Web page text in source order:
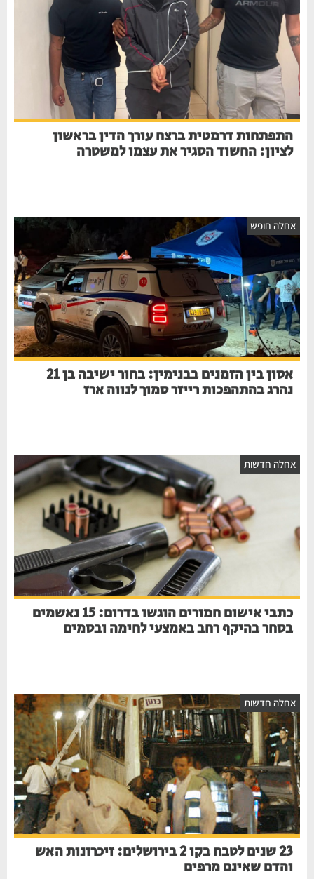
התפתחות דרמטית ברצח עורך הדין בראשון
לציון: החשוד הסגיר את עצמו למשטרה
אחלה חופש
אסון בין הזמנים בבנימין: בחור ישיבה בן 21
נהרג בהתהפכות רייזר סמוך לנווה ארז
אחלה חדשות
כתבי אישום חמורים הוגשו בדרום: 15 נאשמים
בסחר בהיקף רחב באמצעי לחימה ובסמים
אחלה חדשות
23 שנים לטבח בקו 2 בירושלים: זיכרונות האש
והדם שאינם מרפים